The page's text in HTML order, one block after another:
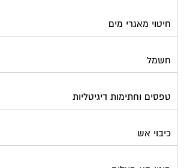
חשמל
טפסים וחתימות דיגיטליות
כיבוי אש
מיגון תא מעלית